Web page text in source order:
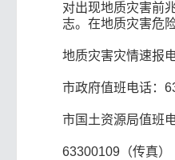
对出现地质灾害前
志。在地质灾害危
地质灾害灾情速报电
市政府值班电话：
市国土资源局值班
63300109（传真）